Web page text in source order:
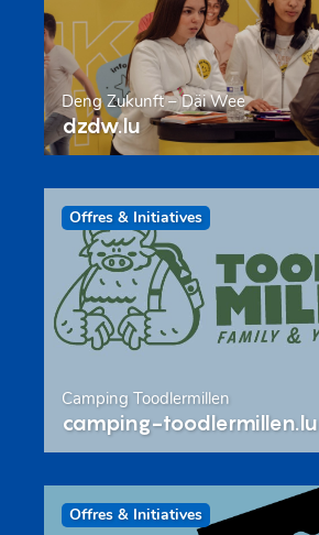
Deng Zukunft – Däi Wee
dzdw.lu
Offres & Initiatives
Camping Toodlermillen
camping-toodlermillen.lu
Offres & Initiatives